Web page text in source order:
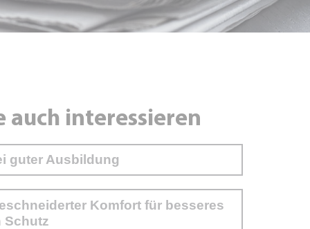
auch interessieren
guter Ausbildung
Komfort für besseres
Schutz